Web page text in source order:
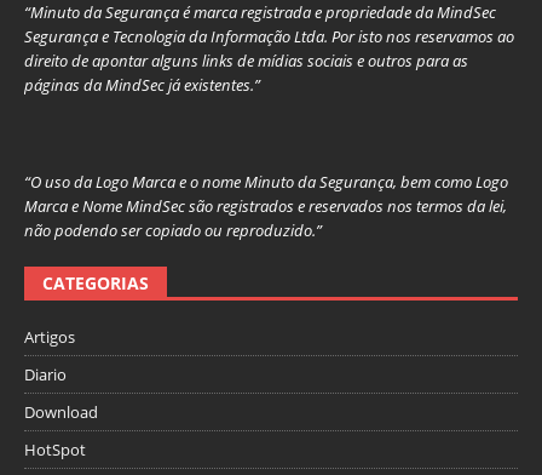
“Minuto da Segurança é marca registrada e propriedade da MindSec
Segurança e Tecnologia da Informação Ltda. Por isto nos reservamos ao
direito de apontar alguns links de mídias sociais e outros para as
páginas da MindSec já existentes.”
“O uso da Logo Marca e o nome Minuto da Segurança, bem como Logo
Marca e Nome MindSec são registrados e reservados nos termos da lei,
não podendo ser copiado ou reproduzido.”
CATEGORIAS
Artigos
Diario
Download
HotSpot